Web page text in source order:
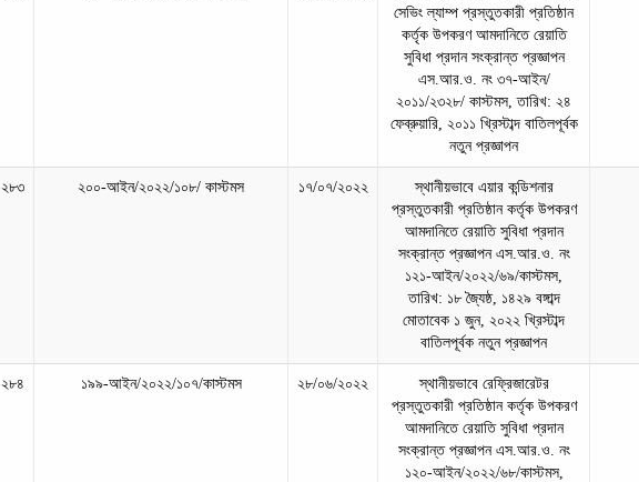
সেভিং ল্যাম্প প্রস্তুতকারী প্রতিষ্ঠান
কর্তৃক উপকরণ আমদানিতে রেয়াতি
সুবিধা প্রদান সংক্রান্ত প্রজ্ঞাপন
এস.আর.ও. নং ৩৭-আইন/
২০১১/২৩২৮/ কাস্টমস, তারিখ: ২৪
ফেব্রুয়ারি, ২০১১ খ্রিস্টাব্দ বাতিলপূর্বক
নতুন প্রজ্ঞাপন
২৮৩ ২০০-আইন/২০২২/১০৮/ কাস্টমস ১৭/০৭/২০২২
স্থানীয়ভাবে এয়ার কন্ডিশনার
প্রস্তুতকারী প্রতিষ্ঠান কর্তৃক উপকরণ
আমদানিতে রেয়াতি সুবিধা প্রদান
সংক্রান্ত প্রজ্ঞাপন এস.আর.ও. নং
১২১-আইন/২০২২/৬৯/কাস্টমস,
তারিখ: ১৮ জ্যৈষ্ঠ, ১৪২৯ বঙ্গাব্দ
মোতাবেক ১ জুন, ২০২২ খ্রিস্টাব্দ
বাতিলপূর্বক নতুন প্রজ্ঞাপন
২৮৪ ১৯৯-আইন/২০২২/১০৭/কাস্টমস ২৮/০৬/২০২২
স্থানীয়ভাবে রেফ্রিজারেটর
প্রস্তুতকারী প্রতিষ্ঠান কর্তৃক উপকরণ
আমদানিতে রেয়াতি সুবিধা প্রদান
সংক্রান্ত প্রজ্ঞাপন এস.আর.ও. নং
১২০-আইন/২০২২/৬৮/কাস্টমস,